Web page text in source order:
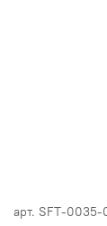
арт. SFT-0035-